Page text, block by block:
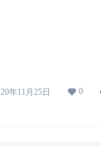
20年11月25日 0